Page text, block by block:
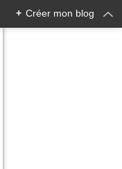
+ Créer mon blog